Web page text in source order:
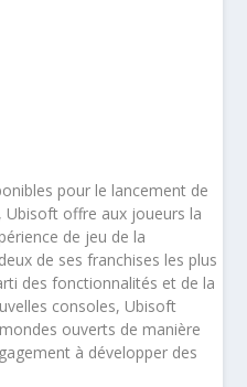
pour le lancement de
Ubisoft offre aux joueurs la
de jeu de la
de ses franchises les plus
des fonctionnalités et de la
consoles, Ubisoft
ouverts de manière
à développer des